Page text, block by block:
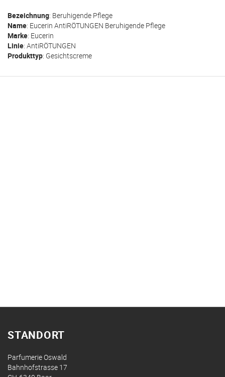
Bezeichnung: Beruhigende Pflege
Name: Eucerin AntiRÖTUNGEN Beruhigende Pflege
Marke: Eucerin
Linie: AntiRÖTUNGEN
Produkttyp: Gesichtscreme
STANDORT
Parfumerie Oswald
Bahnhofstrasse 17